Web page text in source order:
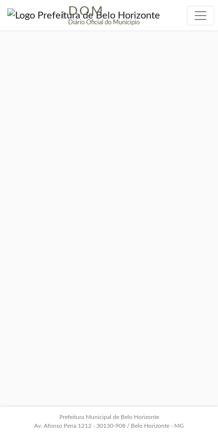
| DOM
Diário Oficial do Município
Prefeitura Municipal de Belo Horizonte
Av. Afonso Pena 1212 - 30130-908 / Belo Horizonte - MG